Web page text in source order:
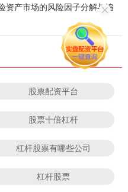
资产市场的风险因子分解与追
股票配资平台
股票十倍杠杆
杠杆股票有哪些公司
杠杆股票